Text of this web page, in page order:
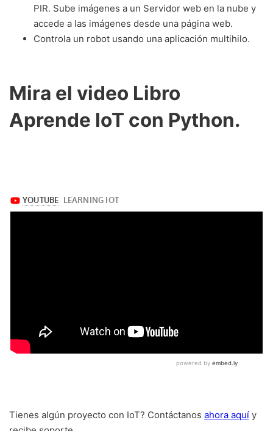
PIR. Sube imágenes a un Servidor web en la nube y
accede a las imágenes desde una página web.
Controla un robot usando una aplicación multihilo.
Mira el video Libro
Aprende IoT con Python.
Tienes algún proyecto con IoT? Contáctanos ahora aquí y